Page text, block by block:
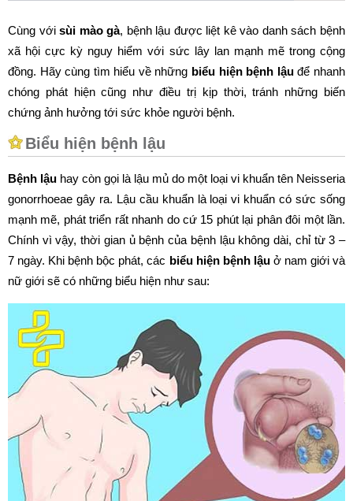
Cùng vớisùi mào gà, bệnh lậu được liệt kê vào danh sách bệnh
xã hội cực kỳ nguy hiểm với sức lây lan mạnh mẽ trong cộng
đồng. Hãy cùng tìm hiểu về những biểu hiện bệnh lậuđể nhanh
chóng phát hiện cũng như điều trị kịp thời, tránh những biến
chứng ảnh hưởng tới sức khỏe người bệnh.
Biểu hiện bệnh lậu
Bệnh lậu hay còn gọi là lậu mủ do một loại vi khuẩn tên Neisseria
gonorrhoeae gây ra. Lậu cầu khuẩn là loại vi khuẩn có sức sống
mạnh mẽ, phát triển rất nhanh do cứ 15 phút lại phân đôi một lần.
Chính vì vậy, thời gian ủ bệnh của bệnh lậu không dài, chỉ từ 3 –
7 ngày. Khi bệnh bộc phát, các biểu hiện bệnh lậuở nam giới và
nữ giới sẽ có những biểu hiện như sau: